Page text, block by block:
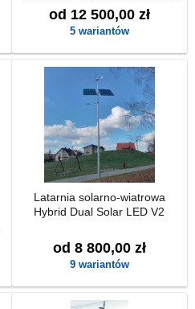
możliwością podłączenia do
230V
od 12 500,00 zł
5 wariantów
Latarnia solarno-wiatrowa
Hybrid Dual Solar LED V2
od 8 800,00 zł
9 wariantów